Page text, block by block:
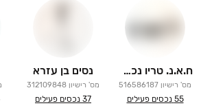
ח.א.נ. טריו נכסים פתרונות נדל"ן בע"מ.
מס' רישיון 516586187
55 נכסים פעילים
נסים בן עזרא
מס' רישיון 312109848
37 נכסים פעילים